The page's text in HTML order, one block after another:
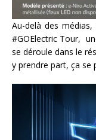
Au-delà des
#GOElectric Tour,
se déroule dans le
y prendre part, ça se